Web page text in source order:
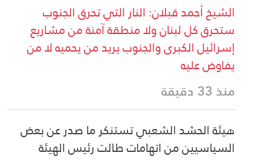
الشيخ أحمد قبلان: النار التي تحرق الجنوب
ستحرق كل لبنان ولا منطقة آمنة من مشاريع
إسرائيل الكبرى والجنوب يريد من يحميه لا من
يفاوض عليه
منذ 33 دقيقة
هيئة الحشد الشعبي تستنكر ما صدر عن بعض
السياسيين من اتهامات طالت رئيس الهيئة